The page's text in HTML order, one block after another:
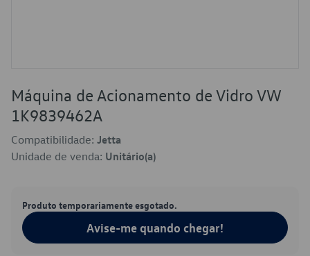
Máquina de Acionamento de Vidro VW
1K9839462A
Compatibilidade: Jetta
Unidade de venda: Unitário(a)
Produto temporariamente esgotado.
Avise-me quando chegar!